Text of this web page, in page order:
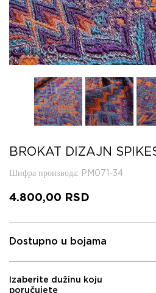
BROKAT DIZAJN
Шифра производа: PM071-34
4.800,00 RSD
Dostupno u bojama
Izaberite dužinu koju
poručujete